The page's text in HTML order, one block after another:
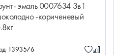
эмаль 0007634 3в1
-кориченевый
1393576